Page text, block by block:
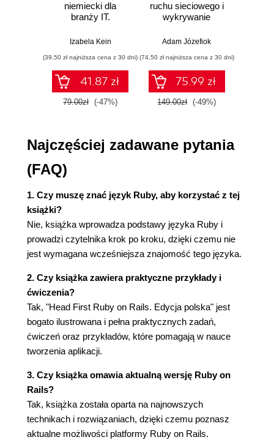
kontroler (53)
Cała prawda o Rails (54)
Trzy typy kodu przechowywane są w
OSOBNYCH folderach (57)
Trzeba zmodyfikować pliki WIDOKU (58)
Edycja kodu HTML w widoku (59)
Aplikacja musi teraz przechować większą liczbę
Rails może generować migracje (65)
napisze za Ciebie kod (66)
Sama zmiana bazy danych nie wystarczy (68)
Dlaczego Rails mówi do mnie po angielsku? (75)
Uczymy Rails języków obcych (76)
2. Poza rusztowaniem
Zaczynamy od wygenerowania modelu MeBay...
(86)
...a następnie utworzymy tabelę za pomocą
polecenia rake (87)
Ale co z kontrolerem? (88)
Widok tworzony jest przez szablon strony (90)
Szablon strony zawiera kod HTML (91)
Trasa mówi Rails, gdzie znajduje się strona (93)
Widok nie ma danych do wyświetlenia (100)
Co zatem powinna pokazywać strona? (101)
Kontroler przesyła ogłoszenie do widoku (102)
niemiecki dla
branży IT.
przykłady i
Izabela Kein
(39,50 zł najniższa cena z 30 dni)
41.87 zł
79.00zł (-47%)
ruchu sieciowego i
wykrywanie
Adam Józefiok
(74,50 zł najniższa cena z 30 dni)
75.99 zł
149.00zł (-49%)
Najczęściej zadawane pytania
(FAQ)
1. Czy muszę znać język Ruby, aby korzystać z tej
książki?
Nie, książka wprowadza podstawy języka Ruby i
prowadzi czytelnika krok po kroku, dzięki czemu nie
jest wymagana wcześniejsza znajomość tego języka.
2. Czy książka zawiera praktyczne przykłady i
ćwiczenia?
Tak, "Head First Ruby on Rails. Edycja polska" jest
bogato ilustrowana i pełna praktycznych zadań,
ćwiczeń oraz przykładów, które pomagają w nauce
tworzenia aplikacji.
3. Czy książka omawia aktualną wersję Ruby on
Rails?
Tak, książka została oparta na najnowszych
technikach i rozwiązaniach, dzięki czemu poznasz
aktualne możliwości platformy Ruby on Rails.